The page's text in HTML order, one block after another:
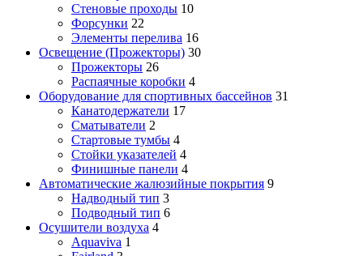
Стеновые проходы 10
Форсунки 22
Элементы перелива 16
Освещение (Прожекторы) 30
Прожекторы 26
Распаячные коробки 4
Оборудование для спортивных бассейнов 31
Канатодержатели 17
Сматыватели 2
Стартовые тумбы 4
Стойки указателей 4
Финишные панели 4
Автоматические жалюзийные покрытия 9
Надводный тип 3
Подводный тип 6
Осушители воздуха 4
Aquaviva 1